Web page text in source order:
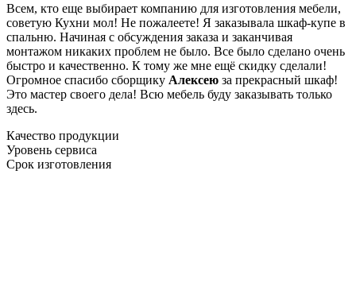
Всем, кто еще выбирает компанию для изготовления мебели,
советую Кухни мол! Не пожалеете! Я заказывала шкаф-купе в
спальню. Начиная с обсуждения заказа и заканчивая
монтажом никаких проблем не было. Все было сделано очень
быстро и качественно. К тому же мне ещё скидку сделали!
Огромное спасибо сборщику Алексею за прекрасный шкаф!
Это мастер своего дела! Всю мебель буду заказывать только
здесь.
Качество продукции
Уровень сервиса
Срок изготовления